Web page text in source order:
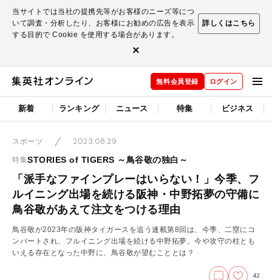
当サイトでは当社の提携先等がお客様のニーズ等につ
いて調査・分析したり、お客様にお勧めの広告を表示
する目的で Cookie を使用する場合があります。
詳しくはこちら
×
無料会員登録 ログイン
新着 ランキング ニュース 特集 ビジネス
スポーツ 2023.08.29
特集STORIES of TIGERS ～鳥谷敬の独白～
「派手なファインプレーはいらない！」今季、フ
ルイニング出場を続ける阪神・中野拓夢の守備に
鳥谷敬があえて注文をつける理由
鳥谷敬が2023年の阪神タイガースを追う連載第8回は、今季、二塁にコ
ンバートされ、フルイニング出場を続ける中野拓夢。今や攻守の柱とも
いえる存在となった中野に、鳥谷敬が望むこととは？
42